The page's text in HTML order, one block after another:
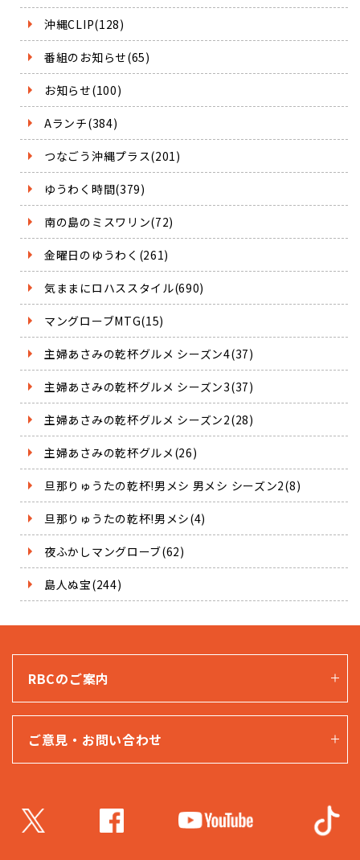
沖縄CLIP(128)
番組のお知らせ(65)
お知らせ(100)
Aランチ(384)
つなごう沖縄プラス(201)
ゆうわく時間(379)
南の島のミスワリン(72)
金曜日のゆうわく(261)
気ままにロハススタイル(690)
マングローブMTG(15)
主婦あさみの乾杯グルメ シーズン4(37)
主婦あさみの乾杯グルメ シーズン3(37)
主婦あさみの乾杯グルメ シーズン2(28)
主婦あさみの乾杯グルメ(26)
旦那りゅうたの乾杯!男メシ 男メシ シーズン2(8)
旦那りゅうたの乾杯!男メシ(4)
夜ふかしマングローブ(62)
島人ぬ宝(244)
RBCのご案内
ご意見・お問い合わせ